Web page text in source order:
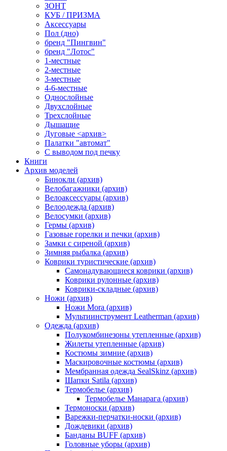
ЗОНТ
КУБ / ПРИЗМА
Аксессуары
Пол (дно)
бренд "Пингвин"
бренд "Лотос"
1-местные
2-местные
3-местные
4-6-местные
Однослойные
Двухслойные
Трехслойные
Дышащие
Дуговые <архив>
Палатки "автомат"
C выводом под печку
Книги
Архив моделей
Бинокли (архив)
Велобагажники (архив)
Велоаксессуары (архив)
Велоодежда (архив)
Велосумки (архив)
Гермы (архив)
Газовые горелки и печки (архив)
Замки с сиреной (архив)
Зимняя рыбалка (архив)
Коврики туристические (архив)
Самонадувающиеся коврики (архив)
Коврики рулонные (архив)
Коврики-складные (архив)
Ножи (архив)
Ножи Mora (архив)
Мультиинструмент Leatherman (архив)
Одежда (архив)
Полукомбинезоны утепленные (архив)
Жилеты утепленные (архив)
Костюмы зимние (архив)
Маскировочные костюмы (архив)
Мембранная одежда SealSkinz (архив)
Шапки Satila (архив)
Термобелье (архив)
Термобелье Манарага (архив)
Термоноски (архив)
Варежки-перчатки-носки (архив)
Дождевики (архив)
Банданы BUFF (архив)
Головные уборы (архив)